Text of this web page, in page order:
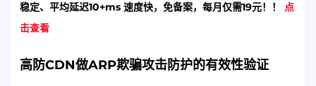
稳定、平均延迟10+ms 速度快，免备案，每月仅需19元！！ 点
击查看
高防CDN做ARP欺骗攻击防护的有效性验证